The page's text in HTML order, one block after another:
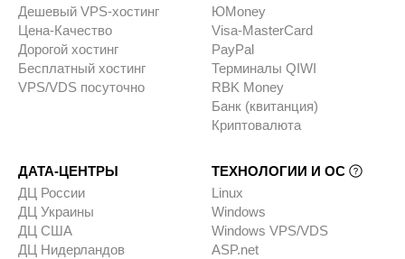
Дешевый VPS-хостинг
Цена-Качество
Дорогой хостинг
Бесплатный хостинг
VPS/VDS посуточно
ЮMoney
Visa-MasterCard
PayPal
Терминалы QIWI
RBK Money
Банк (квитанция)
Криптовалюта
ДАТА-ЦЕНТРЫ
ДЦ России
ДЦ Украины
ДЦ США
ДЦ Нидерландов
ТЕХНОЛОГИИ И ОС
Linux
Windows
Windows VPS/VDS
ASP.net